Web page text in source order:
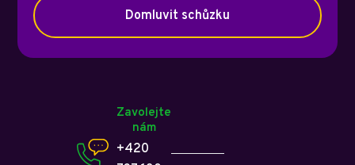
Domluvit schůzku
Zavolejte
nám
+420